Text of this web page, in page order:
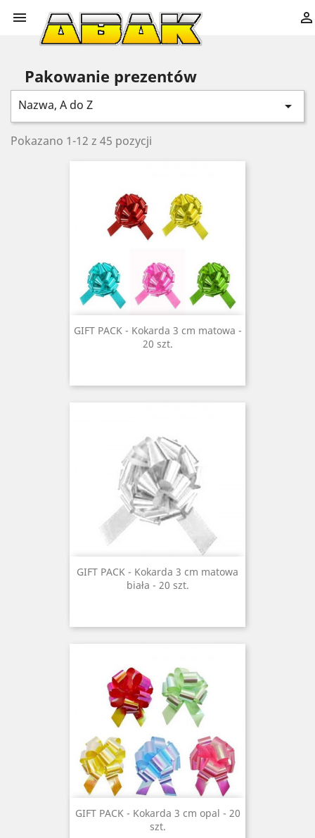
 
Pakowanie prezentów
Nazwa, A do Z 
Pokazano 1-12 z 45 pozycji
GIFT PACK - Kokarda 3 cm matowa -
20 szt.
GIFT PACK - Kokarda 3 cm matowa
biała - 20 szt.
GIFT PACK - Kokarda 3 cm opal - 20
szt.